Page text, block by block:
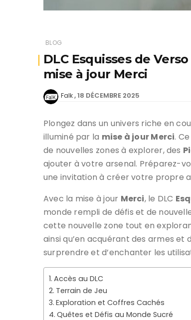
BLOG
DLC Esquisses de
mise à jour Merci
Falk 18 DÉCEMBRE 2025
Plongez dans un univers riche en
illuminé par la mise à jour Merci.
de nouvelles zones à explorer, des
ajouter à votre arsenal. Préparez-
une invitation à créer votre propre
Avec la mise à jour Merci, le DLC
monde rempli de défis et de
cette nouvelle zone tout en
ainsi qu’en acquérant des armes
surprendre et d’enchanter les
Accès au DLC
Terrain de Jeu
Exploration et Coffres Cachés
Quêtes et Défis au Monde Sucré